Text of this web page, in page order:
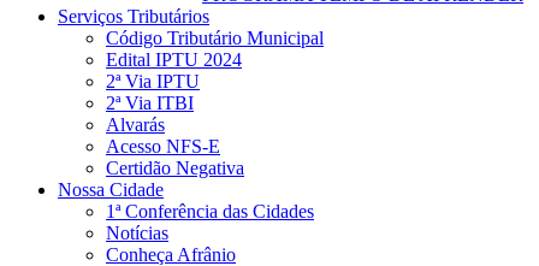
Serviços Tributários
Código Tributário Municipal
Edital IPTU 2024
2ª Via IPTU
2ª Via ITBI
Alvarás
Acesso NFS-E
Certidão Negativa
Nossa Cidade
1ª Conferência das Cidades
Notícias
Conheça Afrânio